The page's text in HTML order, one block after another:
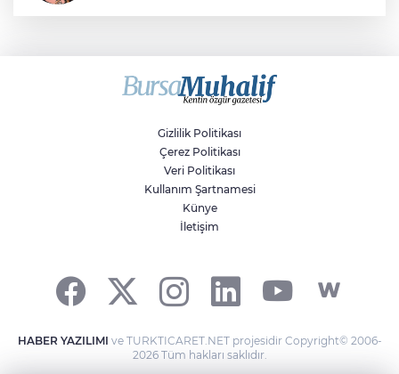
Savaşların gölgesinde engellilik,
doğa ve kaybedilen gelecek
Gizlilik Politikası
Çerez Politikası
Veri Politikası
Kullanım Şartnamesi
Künye
İletişim
HABER YAZILIMI ve TURKTICARET.NET projesidir Copyright© 2006-
2026 Tüm hakları saklıdır.